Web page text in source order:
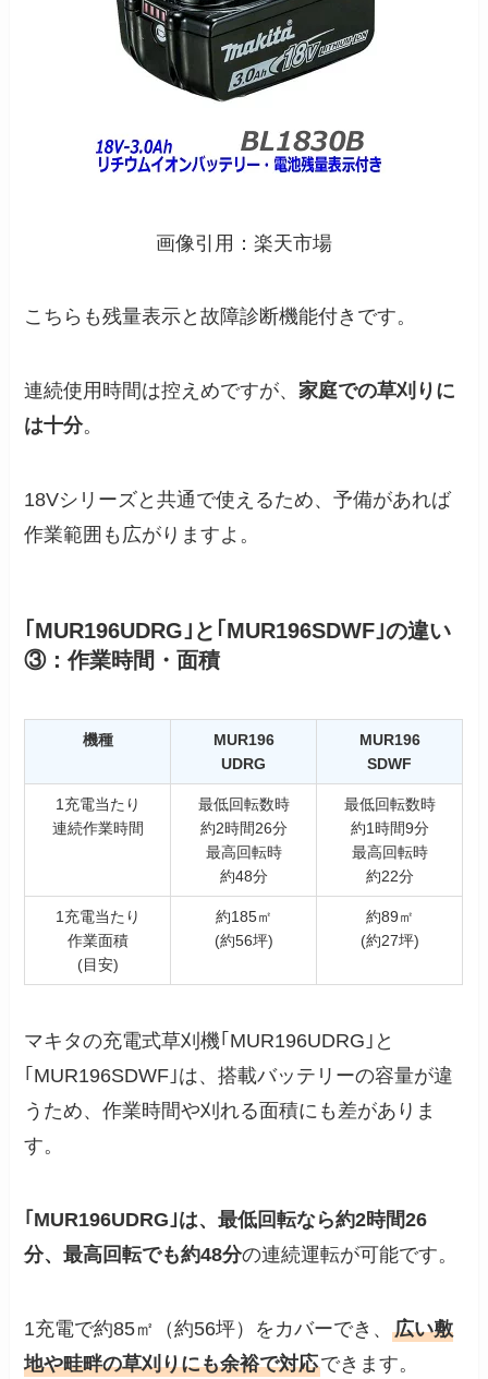
画像引用：楽天市場
こちらも残量表示と故障診断機能付きです。
連続使用時間は控えめですが、家庭での草刈りに
は十分。
18Vシリーズと共通で使えるため、予備があれば
作業範囲も広がりますよ。
｢MUR196UDRG｣と｢MUR196SDWF｣の違い
③：作業時間・面積
機種
MUR196
UDRG
MUR196
SDWF
1充電当たり
連続作業時間
最低回転数時
約2時間26分
最高回転時
約48分
最低回転数時
約1時間9分
最高回転時
約22分
1充電当たり
作業面積
(目安)
約185㎡
(約56坪)
約89㎡
(約27坪)
マキタの充電式草刈機｢MUR196UDRG｣と
｢MUR196SDWF｣は、搭載バッテリーの容量が違
うため、作業時間や刈れる面積にも差がありま
す。
｢MUR196UDRG｣は、最低回転なら約2時間26
分、最高回転でも約48分の連続運転が可能です。
1充電で約85㎡（約56坪）をカバーでき、広い敷
地や畦畔の草刈りにも余裕で対応できます。